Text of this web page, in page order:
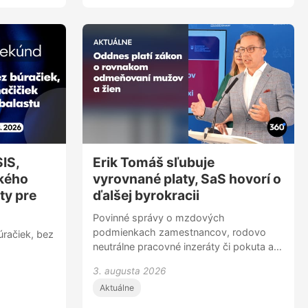
pre
bez
Erik Tomáš sľubuje
vyrovnané platy, SaS hovorí o
ďalšej byrokracii
Povinné správy o mzdových
podmienkach zamestnancov, rodovo
neutrálne pracovné inzeráty či pokuta až
zamestnávateľov za platové
znevýhodňovanie - aj to prinesie nový
3. augusta 2026
Aktuálne